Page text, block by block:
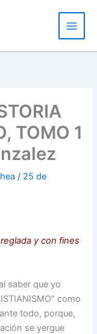
TOMO 1
/ 25 de
y con fines
saber que yo
como
todo, porque,
se yergue